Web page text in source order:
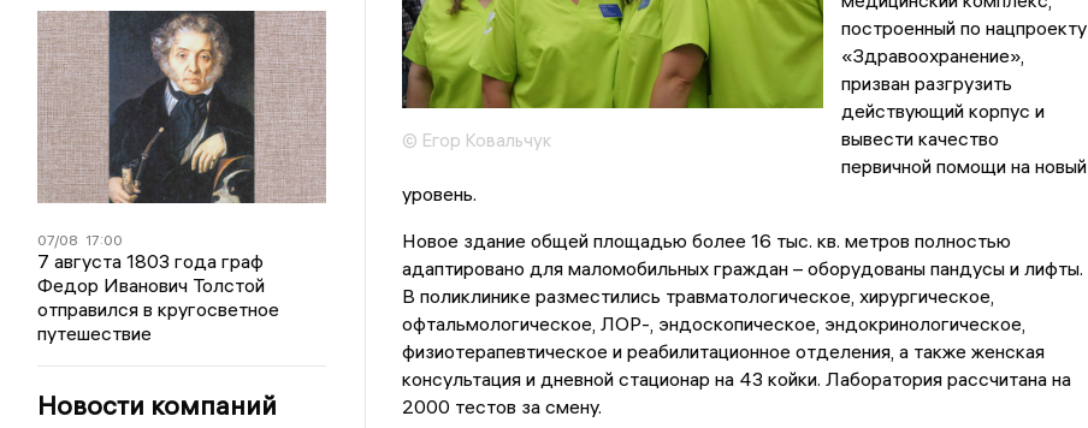
07/08 17:00
7 августа 1803 года граф
Федор Иванович Толстой
отправился в кругосветное
путешествие
Новости компаний
© Егор Ковальчук
построенный по нацпроекту
«Здравоохранение»,
призван разгрузить
действующий корпус и
вывести качество
первичной помощи на новый
уровень.
Новое здание общей площадью более 16 тыс. кв. метров полностью
адаптировано для маломобильных граждан – оборудованы пандусы и лифты.
В поликлинике разместились травматологическое, хирургическое,
офтальмологическое, ЛОР-, эндоскопическое, эндокринологическое,
физиотерапевтическое и реабилитационное отделения, а также женская
консультация и дневной стационар на 43 койки. Лаборатория рассчитана на
2000 тестов за смену.